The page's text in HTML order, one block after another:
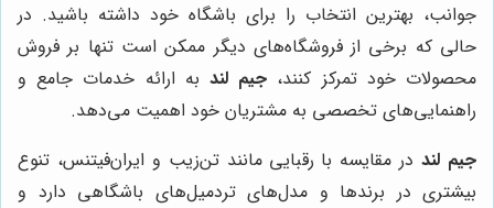
جوانب، بهترین انتخاب را برای باشگاه خود داشته باشید. در
حالی که برخی از فروشگاه‌های دیگر ممکن است تنها بر فروش
محصولات خود تمرکز کنند، جیم لند به ارائه خدمات جامع و
راهنمایی‌های تخصصی به مشتریان خود اهمیت می‌دهد.
جیم لنددر مقایسه با رقبایی مانند تن‌زیب و ایران‌فیتنس، تنوع
بیشتری در برندها و مدل‌های تردمیل‌های باشگاهی دارد و